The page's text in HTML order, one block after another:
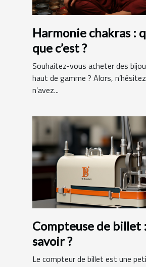
Harmonie chakras :
que c’est ?
Souhaitez-vous acheter des
haut de gamme ? Alors,
n’avez...
Compteuse de billet
savoir ?
Le compteur de billet est une